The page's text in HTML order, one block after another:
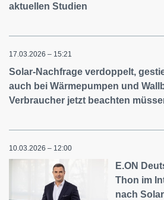
aktuellen Studien
17.03.2026 – 15:21
Solar-Nachfrage verdoppelt,
auch bei Wärmepumpen und
Verbraucher jetzt beachten
10.03.2026 – 12:00
E.ON
Thon im
nach